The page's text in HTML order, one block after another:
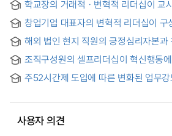
학교장의 거래적ㆍ변혁적 리더십이 교
Transformational & Transactional
Organizational Commitment :
Need
창업기업 대표자의 변혁적 리더십이 구
Impact of Transformational
Founders on Employee
Focusing on the Mediating Role of
해외 법인 현지 직원의 긍정심리자본과
중심으로
조직구성원의 셀프리더십이 혁신행동
on mediating effects of
behavior
주52시간제 도입에 따른 변화된 업무
사용자 의견